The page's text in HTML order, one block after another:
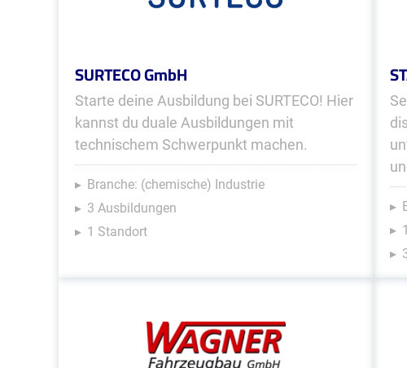
SURTECO GmbH
Starte deine Ausbildung bei SURTECO! Hier
kannst du duale Ausbildungen mit
technischem Schwerpunkt machen.
Branche: (chemische) Industrie
3 Ausbildungen
1 Standort